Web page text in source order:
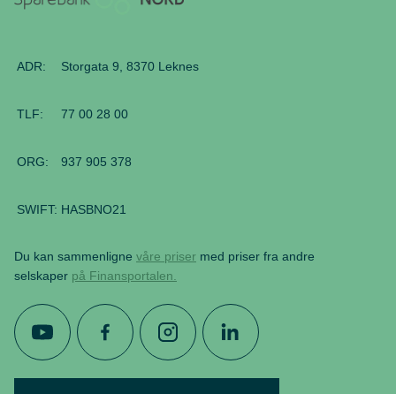
ADR: Storgata 9, 8370 Leknes
TLF: 77 00 28 00
ORG: 937 905 378
SWIFT: HASBNO21
Du kan sammenligne våre priser med priser fra andre
selskaper på Finansportalen